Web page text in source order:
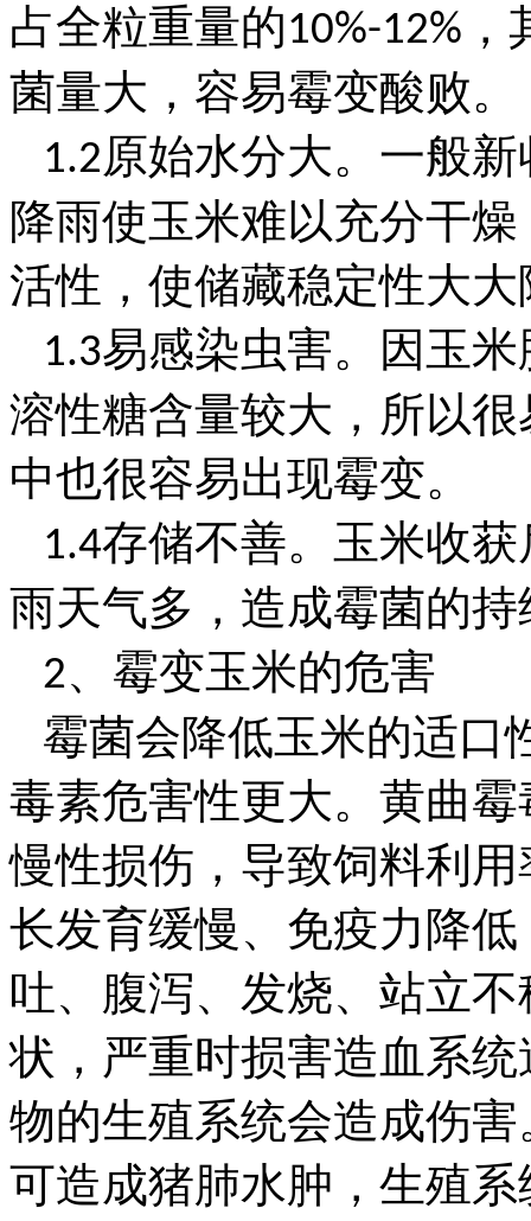
占全粒重量的10%-12%
菌量大，容易霉变酸败。
1.2原始水分大。一般
降雨使玉米难以充分干
活性，使储藏稳定性大
1.3易感染虫害。因玉
溶性糖含量较大，所以
中也很容易出现霉变。
1.4存储不善。玉米收
雨天气多，造成霉菌的
2、霉变玉米的危害
霉菌会降低玉米的适口
毒素危害性更大。黄曲
慢性损伤，导致饲料利
长发育缓慢、免疫力降
吐、腹泻、发烧、站立
状，严重时损害造血系
物的生殖系统会造成伤
可造成猪肺水肿，生殖